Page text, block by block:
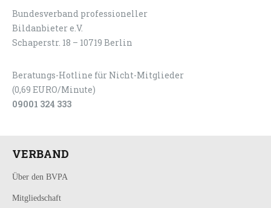
Bundesverband professioneller
Bildanbieter e.V.
Schaperstr. 18 – 10719 Berlin
Beratungs-Hotline für Nicht-Mitglieder
(0,69 EURO/Minute)
09001 324 333
VERBAND
Über den BVPA
Mitgliedschaft